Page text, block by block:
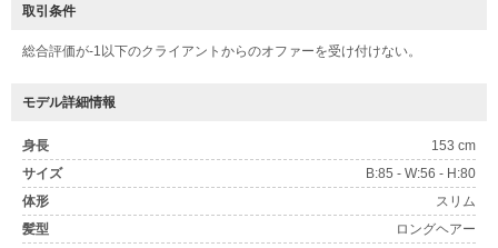
取引条件
総合評価が-1以下のクライアントからのオファーを受け付けない。
モデル詳細情報
身長
153 cm
サイズ
B:85 - W:56 - H:80
体形
スリム
髪型
ロングヘアー